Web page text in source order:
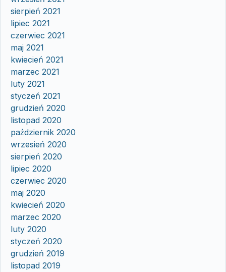
sierpień 2021
lipiec 2021
czerwiec 2021
maj 2021
kwiecień 2021
marzec 2021
luty 2021
styczeń 2021
grudzień 2020
listopad 2020
październik 2020
wrzesień 2020
sierpień 2020
lipiec 2020
czerwiec 2020
maj 2020
kwiecień 2020
marzec 2020
luty 2020
styczeń 2020
grudzień 2019
listopad 2019